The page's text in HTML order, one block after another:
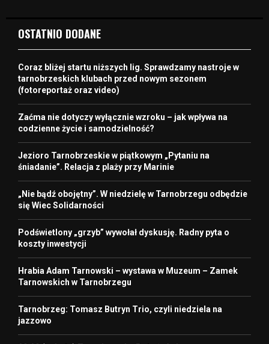
OSTATNIO DODANE
Coraz bliżej startu niższych lig. Sprawdzamy nastroje w
tarnobrzeskich klubach przed nowym sezonem
(fotoreportaż oraz video)
Zaćma nie dotyczy wyłącznie wzroku – jak wpływa na
codzienne życie i samodzielność?
Jezioro Tarnobrzeskie w piątkowym „Pytaniu na
śniadanie”. Relacja z plaży przy Marinie
„Nie bądź obojętny”. W niedzielę w Tarnobrzegu odbędzie
się Wiec Solidarności
Podświetlony „grzyb” wywołał dyskusję. Radny pyta o
koszty inwestycji
Hrabia Adam Tarnowski – wystawa w Muzeum – Zamek
Tarnowskich w Tarnobrzegu
Tarnobrzeg: Tomasz Butryn Trio, czyli niedziela na
jazzowo